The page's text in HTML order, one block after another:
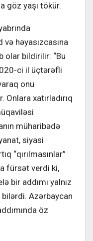
göz yaşı tökür.
həyasızcasına
olar bildirilir: “Bu
ci il üçtərəfli
onu
xatırladırıq
müharibədə
siyasi
“qırıl­masınlar”
fürsət verdi ki,
bir addımı yalnız
Azər­baycan
öz